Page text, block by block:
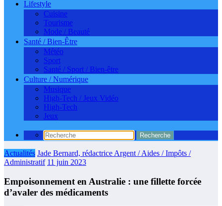
Lifestyle
Cuisine
Tourisme
Mode / Beauté
Santé / Bien-Être
Météo
Sport
Santé / Sport / Bien-être
Culture / Numérique
Musique
High-Tech / Jeux Vidéo
High-Tech
Jeux
Actualités Jade Bernard, rédactrice Argent / Aides / Impôts /
Administratif 11 juin 2023
Empoisonnement en Australie : une fillette forcée
d’avaler des médicaments